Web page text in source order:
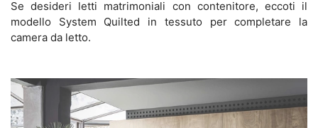
Se desideri letti matrimoniali con contenitore, eccoti il
modello System Quilted in tessuto per completare la
camera da letto.